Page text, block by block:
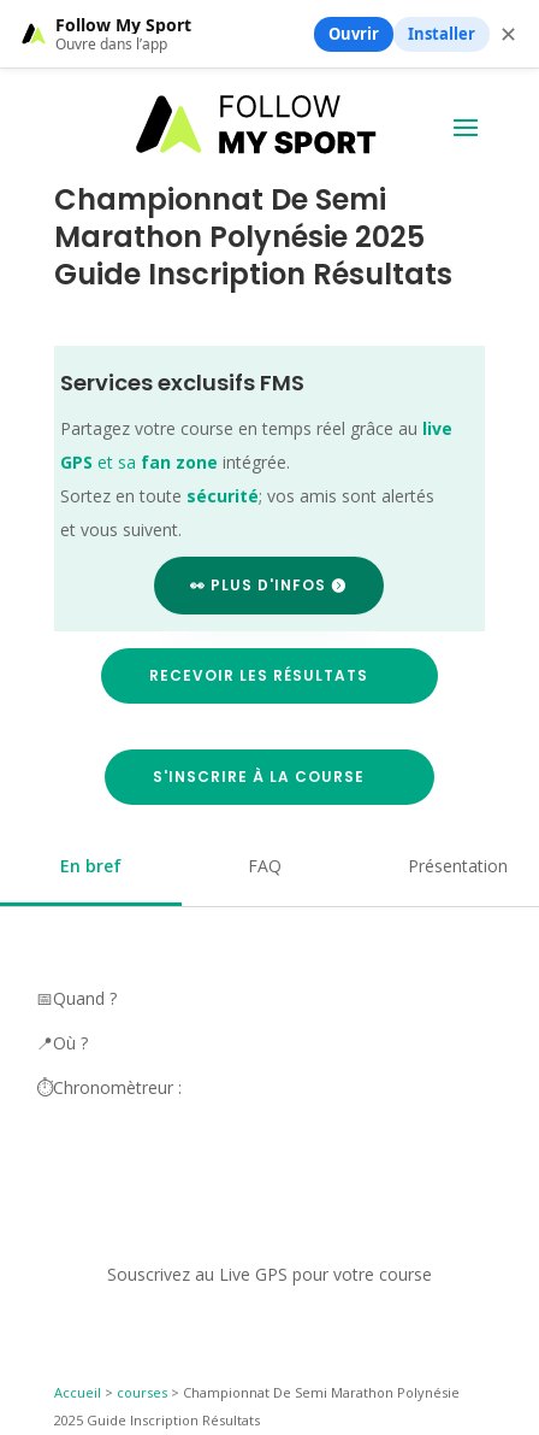
Championnat De Semi
Marathon Polynésie 2025
Guide Inscription Résultats
Services exclusifs FMS
Partagez votre course en temps réel grâce au live
GPS et sa fan zone intégrée.
Sortez en toute sécurité; vos amis sont alertés
et vous suivent.
👀 PLUS D'INFOS
RECEVOIR LES RÉSULTATS
S'INSCRIRE À LA COURSE
En bref FAQ Présentation
📅Quand ?
📍Où ?
⏱️Chronomètreur :
Souscrivez au Live GPS pour votre course
Accueil > courses> Championnat De Semi Marathon Polynésie
2025 Guide Inscription Résultats
Follow My Sport
Ouvre dans l’app Ouvrir Installer ✕